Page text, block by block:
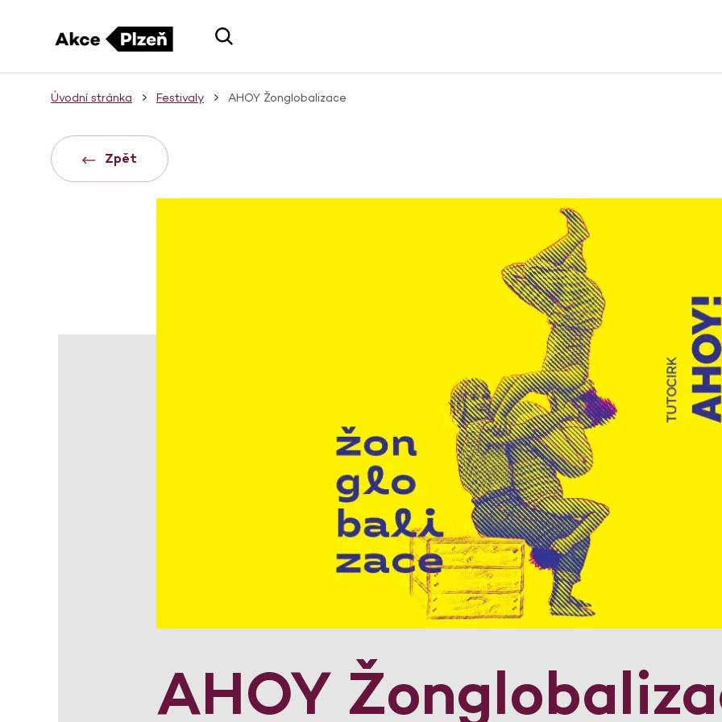
Úvodní stránka Festivaly AHOY Žonglobalizace
Zpět
AHOY